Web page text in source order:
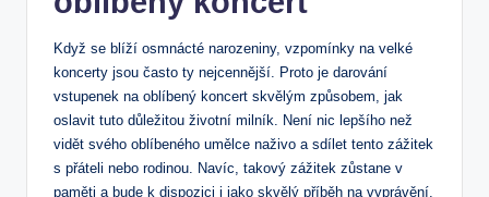
Když se blíží osmnácté narozeniny, vzpomínky na velké
koncerty jsou často ty nejcennější. Proto je darování
vstupenek na oblíbený koncert skvělým způsobem, jak
oslavit tuto důležitou životní milník. Není nic lepšího než
vidět svého oblíbeného umělce naživo a sdílet tento zážitek
s přáteli nebo rodinou. Navíc, takový zážitek zůstane v
paměti a bude k dispozici i jako skvělý příběh na vyprávění.